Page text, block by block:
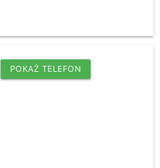
POKAŻ TELEFON